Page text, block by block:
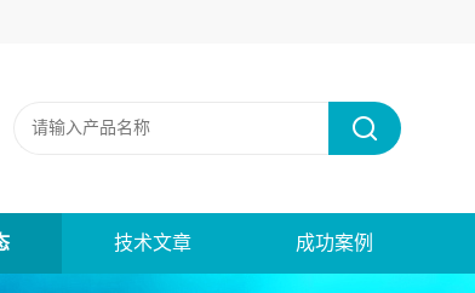
技术文章 成功案例